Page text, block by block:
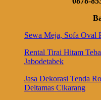
Sewa Meja, Sofa Oval
Rental Tirai Hitam
Jabodetabek
Jasa Dekorasi Tenda
Deltamas Cikarang